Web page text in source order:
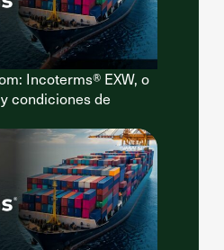
Incoterms® EXW, o
condiciones de